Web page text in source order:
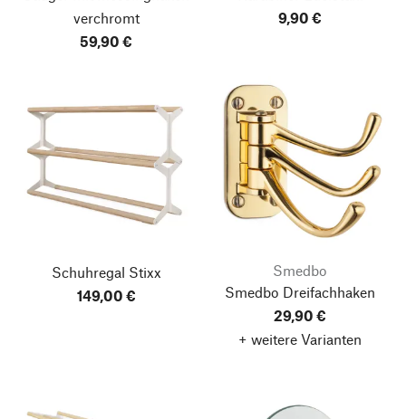
verchromt
59,90 €
9,90 €
Schuhregal Stixx
149,00 €
Smedbo
Smedbo Dreifachhaken
29,90 €
+ weitere Varianten